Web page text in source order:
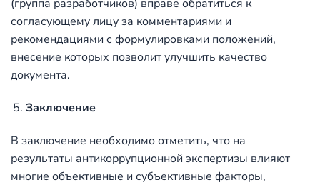
(группа разработчиков) вправе обратиться к
согласующему лицу за комментариями и
рекомендациями с формулировками положений,
внесение которых позволит улучшить качество
документа.
Заключение
В заключение необходимо отметить, что на
результаты антикоррупционной экспертизы влияют
многие объективные и субъективные факторы,